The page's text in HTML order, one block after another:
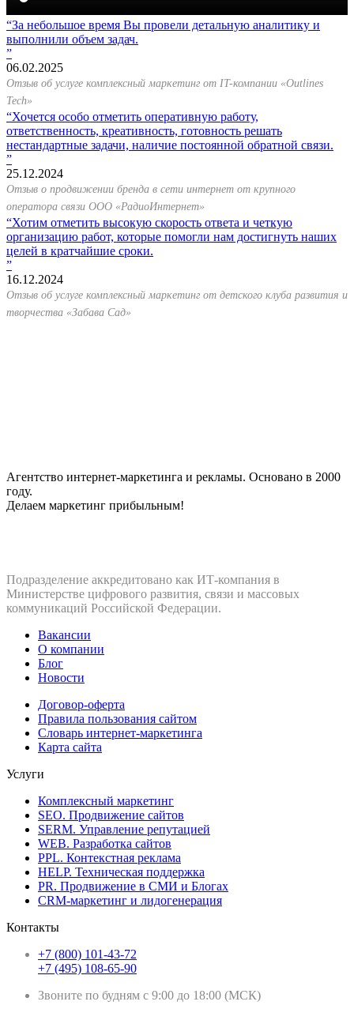
За небольшое время Вы провели детальную аналитику и
выполнили объем задач.
06.02.2025
Отзыв об услуге комплексный маркетинг от IT-компании «Outlines
Tech»
Хочется особо отметить оперативную работу,
ответственность, креативность, готовность решать
нестандартные задачи, наличие постоянной обратной связи.
25.12.2024
Отзыв о продвижении бренда в сети интернет от крупного
оператора связи ООО «РадиоИнтернет»
Хотим отметить высокую скорость ответа и четкую
организацию работ, которые помогли нам достигнуть наших
целей в кратчайшие сроки.
16.12.2024
Отзыв об услуге комплексный маркетинг от детского клуба развития и
творчества «Забава Сад»
Агентство интернет-маркетинга и рекламы. Основано в 2000
году.
Делаем маркетинг прибыльным!
Подразделение аккредитовано как ИТ‑компания в
Министерстве цифрового развития, связи и массовых
коммуникаций Российской Федерации.
Вакансии
О компании
Блог
Новости
Договор-оферта
Правила пользования сайтом
Словарь интернет-маркетинга
Карта сайта
Услуги
Комплексный маркетинг
SEO. Продвижение сайтов
SERM. Управление репутацией
WEB. Разработка сайтов
PPL. Контекстная реклама
HELP. Техническая поддержка
PR. Продвижение в СМИ и Блогах
CRM-маркетинг и лидогенерация
Контакты
+7 (800) 101-43-72
+7 (495) 108-65-90
Звоните по будням с 9:00 до 18:00 (МСК)